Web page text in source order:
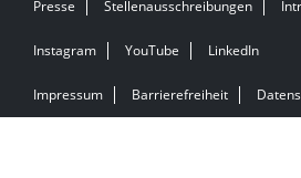
Presse Stellenausschreibungen
Instagram YouTube LinkedIn
Impressum Barrierefreiheit